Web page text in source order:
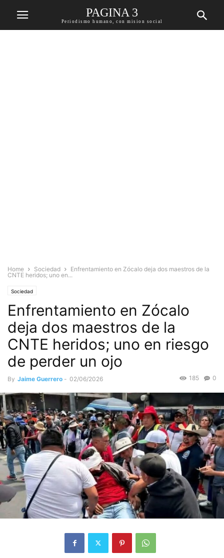
PAGINA 3
Periodismo humano, con mision social
Home Sociedad
Enfrentamiento en Zócalo deja dos maestros de la
CNTE heridos; uno en...
Sociedad
Enfrentamiento en Zócalo
deja dos maestros de la
CNTE heridos; uno en riesgo
de perder un ojo
By Jaime Guerrero - 02/06/2026 0
185